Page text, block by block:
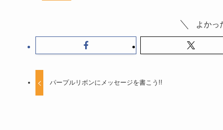
よかっ
パープルリボンにメッセージを書こう!!